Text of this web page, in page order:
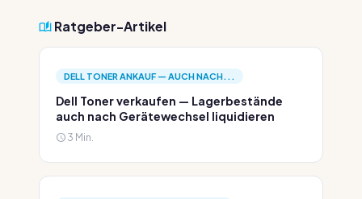
Ratgeber-Artikel
DELL TONER ANKAUF — AUCH NACH...
Dell Toner verkaufen — Lagerbestände
auch nach Gerätewechsel liquidieren
3 Min.